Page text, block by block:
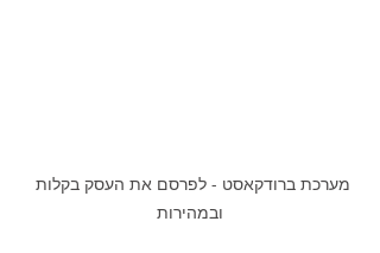
מערכת ברודקאסט - לפרסם את העסק בקלות
ובמהירות